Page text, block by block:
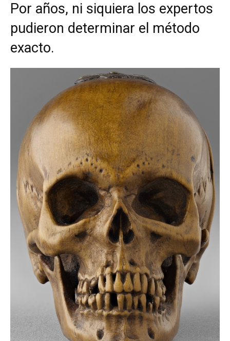
Por años, ni siquiera los expertos
pudieron determinar el método
exacto.